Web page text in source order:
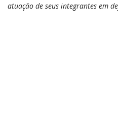
atuação de seus integrantes em